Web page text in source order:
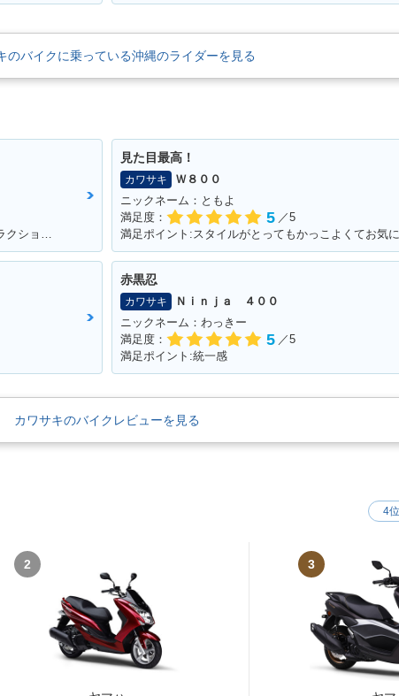
のバイクに乗っている沖縄のライダーを見る
満足ポイント:クイックシフター･クルーズコントロール･トラクションコントロールに大満足！
見た目最高！
カワサキ
Ｗ８００
ニックネーム：ともよ
満足度：
5 ／5
満足ポイント:スタイルがとってもかっこよくてお気に
赤黒忍
カワサキ
Ｎｉｎｊａ ４００
ニックネーム：わっきー
満足度：
5 ／5
満足ポイント:統一感
カワサキのバイクレビューを見る
2 3
4